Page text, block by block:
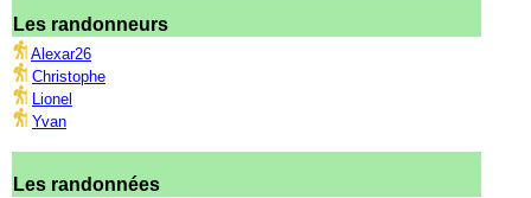
Les randonneurs
Alexar26
Christophe
Lionel
Yvan
Les randonnées